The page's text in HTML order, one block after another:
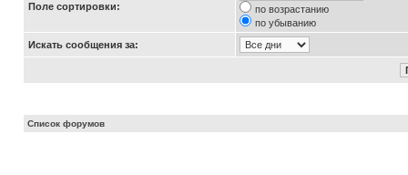
Поле сортировки:
по возрастанию
по убыванию
Искать сообщения за:
Список форумов